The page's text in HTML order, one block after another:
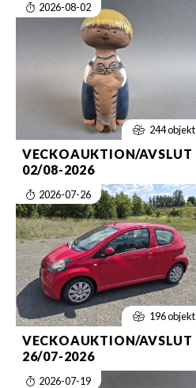
2026-08-02
244 objekt
VECKOAUKTION/AVSLUT
02/08-2026
2026-07-26
196 objekt
VECKOAUKTION/AVSLUT
26/07-2026
2026-07-19